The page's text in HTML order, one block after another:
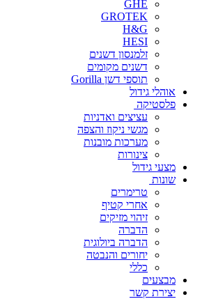
GHE
GROTEK
H&G
HESI
זלמנסון דשנים
דשנים מקומים
תוספי דשן Gorilla
אוהלי גידול
פלסטיקה
עציצים ואדניות
מגשי ניקוז והצפה
מערכות מובנות
צינורות
מצעי גידול
שונות
טרימרים
אחרי קטיף
זיהוי מזיקים
הדברה
הדברה ביולוגית
יחורים והנבטה
כללי
מבצעים
יצירת קשר